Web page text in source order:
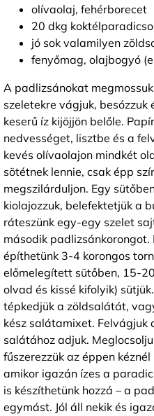
olívaolaj, fehérborecet
20 dkg
jó sok valamilyen
fenyőmag, olajbogyó
A padlizsánokat
szeletekre vágjuk,
keserű íz kijöjjön belőle.
nedvességet, lisztbe és a
kevés olívaolajon mindkét
sötétnek lennie, csak épp
megszilárduljon. Egy
kiolajozzuk, belefektetjük a
ráteszünk egy-egy szelet
második padlizsánkorongot.
építhetünk 3-4 korongos
előmelegített sütőben, 15-
olvad és kissé kifolyik)
tépkedjük a zöldsalátát,
kész salátamixet. Felvágjuk
salátához adjuk.
fűszerezzük az éppen
amikor igazán ízes a
is készíthetünk hozzá – a
egymást. Jól áll nekik és